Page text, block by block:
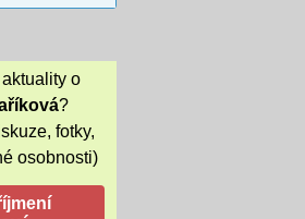
o
?
fotky,
osobnosti)